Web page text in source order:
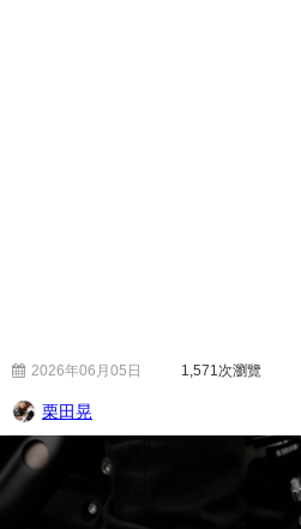
2026年06月05日 1,571 次瀏覽
栗田晃